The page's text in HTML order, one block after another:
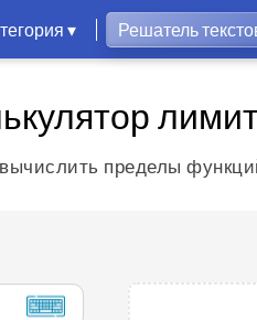
▾ Решатель
пределы